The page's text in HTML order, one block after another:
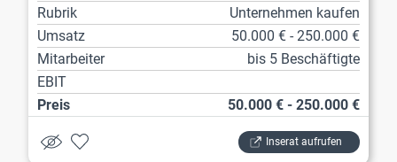
Rubrik
Unternehmen kaufen
Umsatz
50.000 € - 250.000 €
Mitarbeiter
bis 5 Beschäftigte
EBIT
Preis
50.000 € - 250.000 €
Inserat aufrufen